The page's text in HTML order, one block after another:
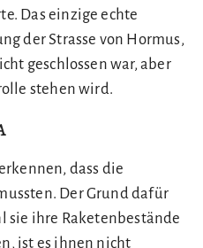
Das einzige echte
der Strasse von Hormus,
geschlossen war, aber
stehen wird.
dass die
Der Grund dafür
sie ihre Raketenbestände
ist es ihnen nicht